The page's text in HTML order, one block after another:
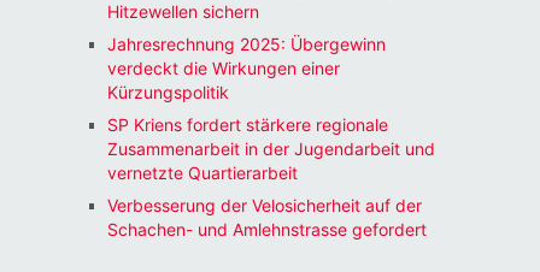
Hitzewellen sichern
Jahresrechnung 2025: Übergewinn
verdeckt die Wirkungen einer
Kürzungspolitik
SP Kriens fordert stärkere regionale
Zusammenarbeit in der Jugendarbeit und
vernetzte Quartierarbeit
Verbesserung der Velosicherheit auf der
Schachen- und Amlehnstrasse gefordert